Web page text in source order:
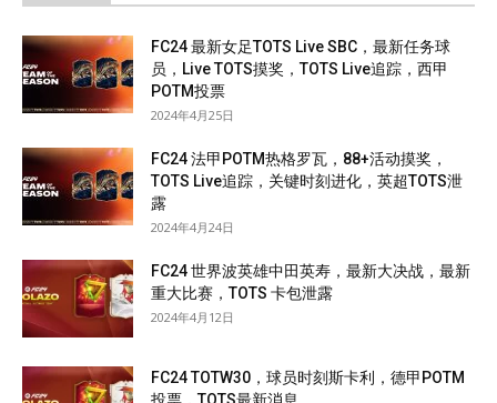
FC24 最新女足TOTS Live SBC，最新任务球
员，Live TOTS摸奖，TOTS Live追踪，西甲
POTM投票
2024年4月25日
FC24 法甲POTM热格罗瓦，88+活动摸奖，
TOTS Live追踪，关键时刻进化，英超TOTS泄
露
2024年4月24日
FC24 世界波英雄中田英寿，最新大决战，最新
重大比赛，TOTS 卡包泄露
2024年4月12日
FC24 TOTW30，球员时刻斯卡利，德甲POTM
投票，TOTS最新消息